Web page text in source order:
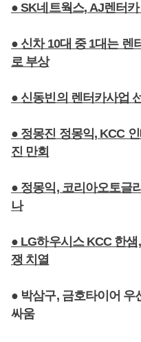
● SK네트웍스, AJ렌터
● 신차 10대 중 1대는 렌
로 부상
● 신동빈의 렌터카사업
● 정몽진 정몽익, KCC
진 만회
● 정몽익, 코리아오토글
나
● LG하우시스 KCC 한
쟁 치열
● 박삼구, 금호타이어 우
싸움